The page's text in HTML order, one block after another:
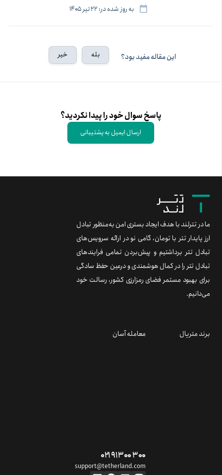
به روز شده در: ۲۲ تیر ۱۴۰۵
این مقاله مفید بود؟ بله خیر
پاسخ سوال خود را پیدا نکردید؟
ارسال ایمیل به پشتیبانی
ما در تترلند با هدف ایجاد بستری امن به‌منظور تبادل
ارز پایدار تتر با تومان، گامی نو در ارائه سرویس‌های
تبادل تتر برداشتیم و پیش‌بردن تمامی فرایندهای
تبادل تتر را در کمال هوشمندی و درعین حفظ سادگی
برای بهبود مستمر فضای رمزارزی کشور، رسالت خود
می‌دانیم.
برند متریال معامله آسان
۰۲۱ ۹۱ ۳۰۰ ۳۰۰
support@tetherland.com